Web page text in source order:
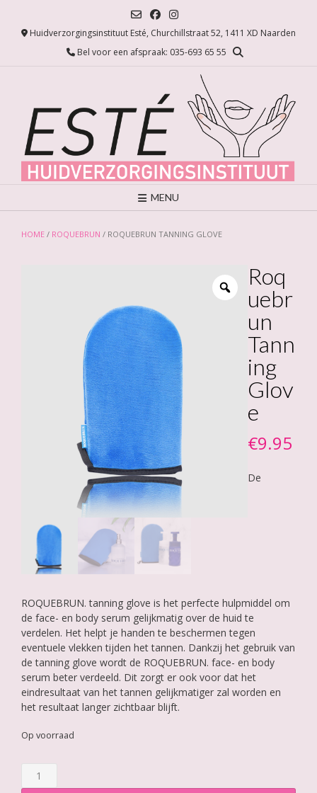
Huidverzorgingsinstituut Esté, Churchillstraat 52, 1411 XD Naarden
Bel voor een afspraak: 035-693 65 55
MENU
HOME / ROQUEBRUN / ROQUEBRUN TANNING GLOVE
Roq
uebr
un
Tann
ing
Glov
e
€9.95
De
ROQUEBRUN. tanning glove is het perfecte hulpmiddel om
de face- en body serum gelijkmatig over de huid te
verdelen. Het helpt je handen te beschermen tegen
eventuele vlekken tijden het tannen. Dankzij het gebruik van
de tanning glove wordt de ROQUEBRUN. face- en body
serum beter verdeeld. Dit zorgt er ook voor dat het
eindresultaat van het tannen gelijkmatiger zal worden en
het resultaat langer zichtbaar blijft.
Op voorraad
Roquebrun
Tanning